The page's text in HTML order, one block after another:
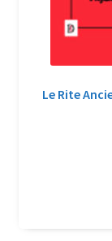
Le Rite